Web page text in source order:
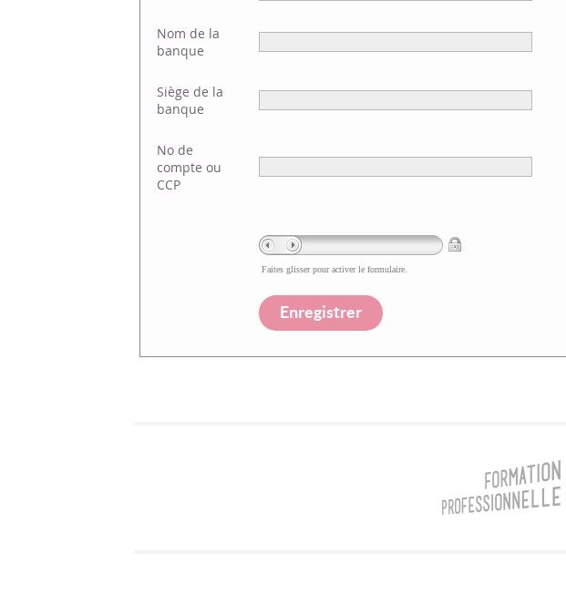
Nom de la
banque
Siège de la
banque
No de
compte ou
CCP
Faites glisser pour activer le formulaire.